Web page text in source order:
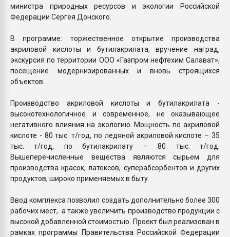
министра природных ресурсов и экологии Российской
Федерации Сергея Донского.
В программе: торжественное открытие производства
акриловой кислоты и бутилакрилата, вручение наград,
экскурсия по территории ООО «Газпром нефтехим Салават»,
посещение модернизированных и вновь строящихся
объектов.
Производство акриловой кислоты и бутилакрилата -
высокотехнологичное и современное, не оказывающее
негативного влияния на экологию. Мощность по акриловой
кислоте - 80 тыс. т/год, по ледяной акриловой кислоте – 35
тыс. т/год, по бутилакрилату – 80 тыс. т/год.
Вышеперечисленные вещества являются сырьем для
производства красок, латексов, суперабсорбентов и других
продуктов, широко применяемых в быту.
Ввод комплекса позволил создать дополнительно более 300
рабочих мест, а также увеличить производство продукции с
высокой добавленной стоимостью. Проект был реализован в
рамках программы Правительства Российской Федерации